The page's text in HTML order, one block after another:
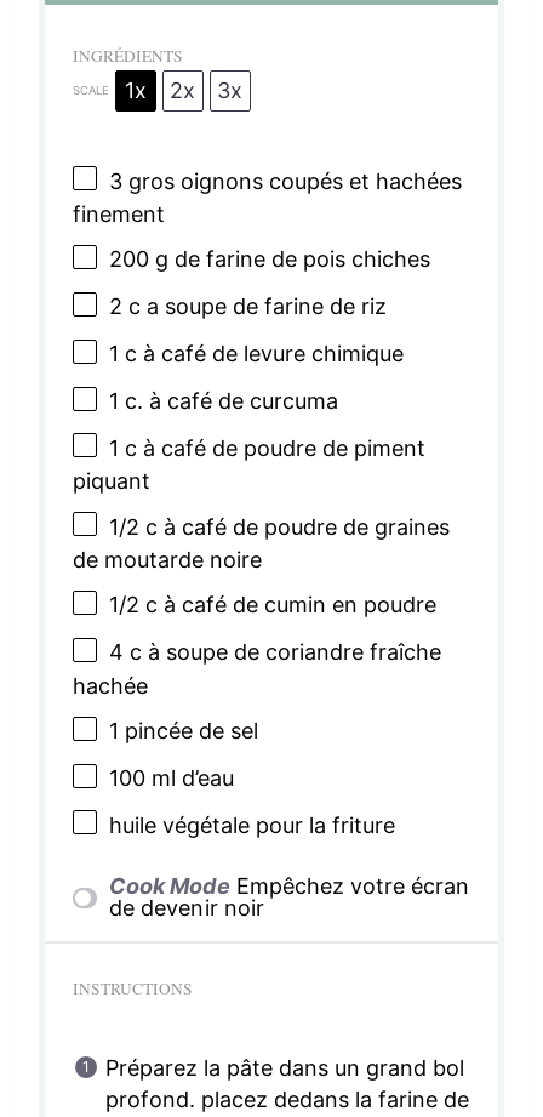
INGRÉDIENTS
SCALE 1x 2x 3x
3gros oignons coupés et hachées
finement
200 g de farine de pois chiches
2 c a soupe de farine de riz
1 c à café de levure chimique
1 c. à café de curcuma
1 c à café de poudre de piment
piquant
1/2 c à café de poudre de graines
de moutarde noire
1/2 c à café de cumin en poudre
4 c à soupe de coriandre fraîche
hachée
1 pincée de sel
100ml d’eau
huile végétale pour la friture
Cook Mode Empêchez votre écran
de devenir noir
INSTRUCTIONS
Préparez la pâte dans un grand bol
profond. placez dedans la farine de